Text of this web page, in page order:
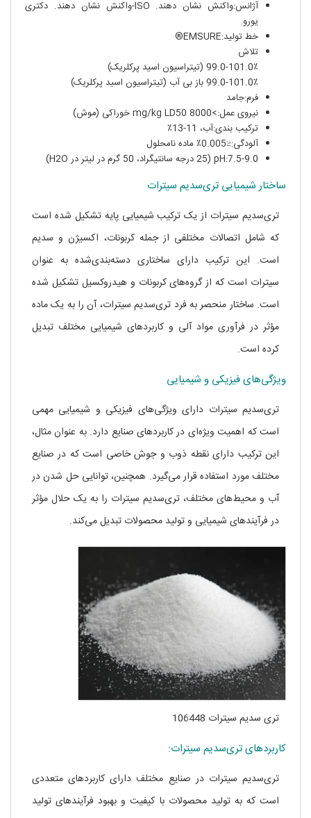
آژانس:واکنش نشان دهند. ISO-واکنش نشان دهند. دکتری
یورو.
خط تولید:EMSURE®
تلاش
99.0-101.0٪ (تیتراسیون اسید پرکلریک)
99.0-101.0٪ باز بی آب (تیتراسیون اسید پرکلریک)
فرم:جامد
نیروی عمل:>8000 mg/kg LD50 خوراکی (موش)
ترکیب بندی:آب، 11-13٪
آلودگی:≤0.005٪ ماده نامحلول
pH:7.5-9.0 (25 درجه سانتیگراد، 50 گرم در لیتر در H2O)
ساختار شیمیایی تری‌سدیم سیترات
تری‌سدیم سیترات از یک ترکیب شیمیایی پایه تشکیل شده است
که شامل اتصالات مختلفی از جمله کربونات، اکسیژن و سدیم
است. این ترکیب دارای ساختاری دسته‌بندی‌شده به عنوان
سیترات است که از گروه‌های کربونات و هیدروکسیل تشکیل شده
است. ساختار منحصر به فرد تری‌سدیم سیترات، آن را به یک ماده
مؤثر در فرآوری مواد آلی و کاربردهای شیمیایی مختلف تبدیل
کرده است.
ویژگی‌های فیزیکی و شیمیایی
تری‌سدیم سیترات دارای ویژگی‌های فیزیکی و شیمیایی مهمی
است که اهمیت ویژه‌ای در کاربردهای صنایع دارد. به عنوان مثال،
این ترکیب دارای نقطه ذوب و جوش خاصی است که در صنایع
مختلف مورد استفاده قرار می‌گیرد. همچنین، توانایی حل شدن در
آب و محیط‌های مختلف، تری‌سدیم سیترات را به یک حلال مؤثر
در فرآیندهای شیمیایی و تولید محصولات تبدیل می‌کند.
تری سدیم سیترات 106448
کاربردهای تری‌سدیم سیترات:
تری‌سدیم سیترات در صنایع مختلف دارای کاربردهای متعددی
است که به تولید محصولات با کیفیت و بهبود فرآیندهای تولید